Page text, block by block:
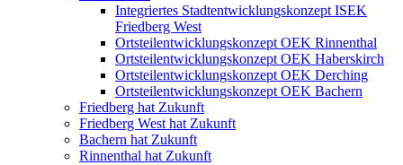
Integriertes Stadtentwicklungskonzept ISEK
Friedberg West
Ortsteilentwicklungskonzept OEK Rinnenthal
Ortsteilentwicklungskonzept OEK Haberskirch
Ortsteilentwicklungskonzept OEK Derching
Ortsteilentwicklungskonzept OEK Bachern
Friedberg hat Zukunft
Friedberg West hat Zukunft
Bachern hat Zukunft
Rinnenthal hat Zukunft